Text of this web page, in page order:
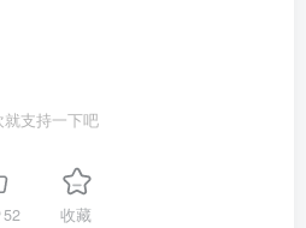
就支持一下吧
52 收藏